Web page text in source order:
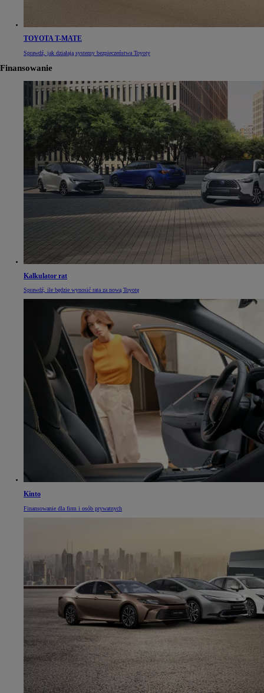
TOYOTA T-MATE
Sprawdź, jak działają systemy bezpieczeństwa Toyoty
Finansowanie
Kalkulator rat
Sprawdź, ile będzie wynosić rata za nową Toyotę
Kinto
Finansowanie dla firm i osób prywatnych